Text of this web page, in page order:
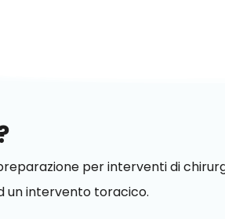
per interventi di
un intervento toracico.